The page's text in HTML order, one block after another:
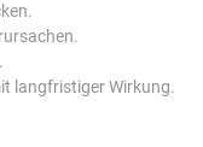
langfristiger Wirkung.